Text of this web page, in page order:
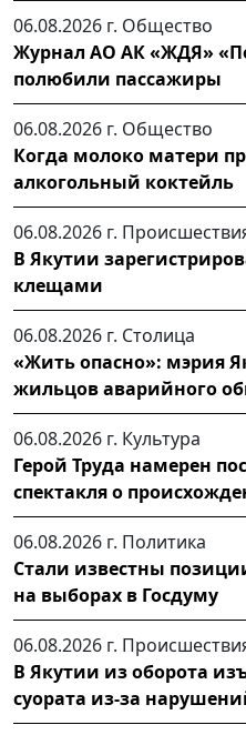
06.08.2026 г. Общество
Журнал АО АК «ЖДЯ»
полюбили пассажиры
06.08.2026 г. Общество
Когда молоко матери
алкогольный коктейль
06.08.2026 г.
В Якутии
клещами
06.08.2026 г. Столица
«Жить опасно»: мэрия
жильцов аварийного
06.08.2026 г. Культура
Герой Труда намерен
спектакля о
06.08.2026 г. Политика
Стали известны
на выборах в Госдуму
06.08.2026 г.
В Якутии из оборота
суората из-за